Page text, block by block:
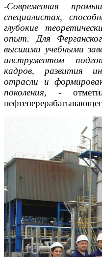
-Современная
специалистах,
глубокие
опыт. Для
высшими учебными
инструментом
кадров, развития
отрасли и
поколения, - отметил